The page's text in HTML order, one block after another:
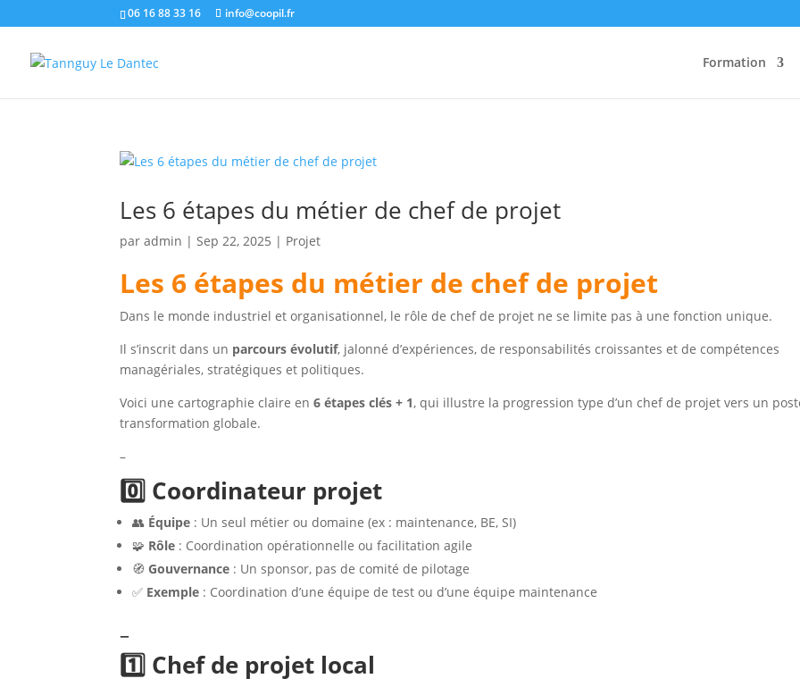
06 16 88 33 16 info@coopil.fr
Formation
Les 6 étapes du métier de chef de projet
paradmin |Sep 22, 2025 | Projet
Les 6 étapes du métier de chef de projet
Dans le monde industriel et organisationnel, le rôle de chef de projet ne se limite pas à une fonction unique.
Il s’inscrit dans un parcours évolutif, jalonné d’expériences, de responsabilités croissantes et de compétences
managériales, stratégiques et politiques.
Voici une cartographie claire en6 étapes clés + 1, qui illustre la progression type d’un chef de projet vers un
transformation globale.
–
0️⃣ Coordinateur projet
👥 Équipe : Un seul métier ou domaine (ex : maintenance, BE, SI)
🧩 Rôle : Coordination opérationnelle ou facilitation agile
🧭Gouvernance : Un sponsor, pas de comité de pilotage
✅ Exemple : Coordination d’une équipe de test ou d’une équipe maintenance
–
1️⃣ Chef de projet local